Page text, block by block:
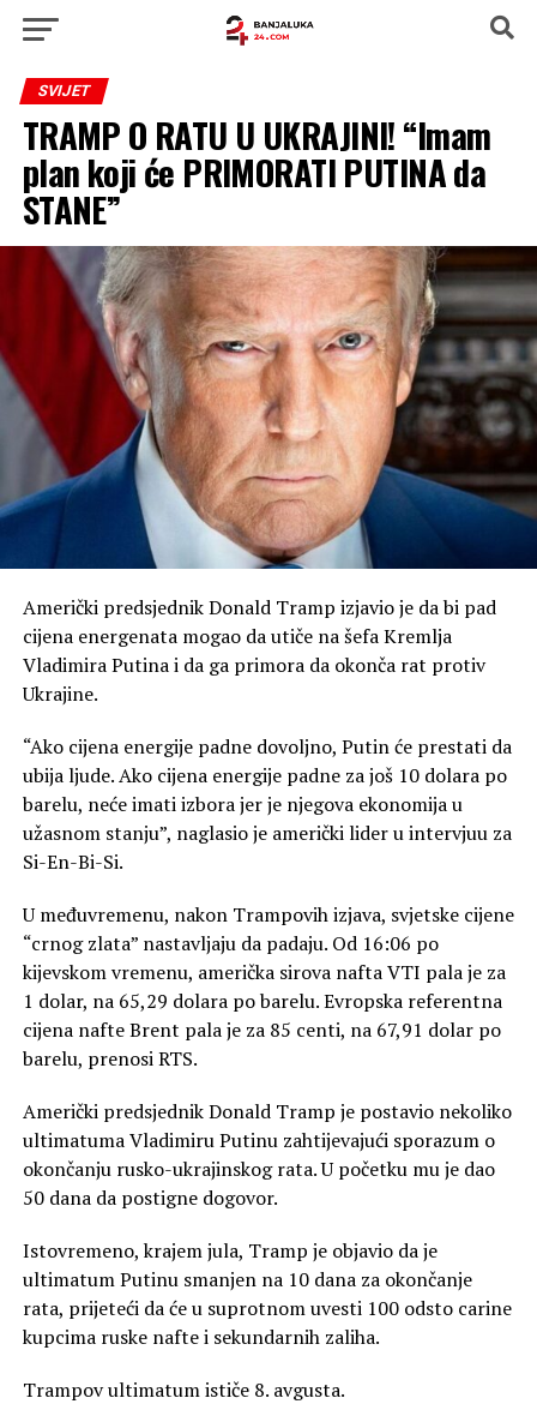
SVIJET
TRAMP O RATU U UKRAJINI! “Imam
plan koji će PRIMORATI PUTINA da
STANE”
Američki predsjednik Donald Tramp izjavio je da bi pad
cijena energenata mogao da utiče na šefa Kremlja
Vladimira Putina i da ga primora da okonča rat protiv
Ukrajine.
“Ako cijena energije padne dovoljno, Putin će prestati da
ubija ljude. Ako cijena energije padne za još 10 dolara po
barelu, neće imati izbora jer je njegova ekonomija u
užasnom stanju”, naglasio je američki lider u intervjuu za
Si-En-Bi-Si.
U međuvremenu, nakon Trampovih izjava, svjetske cijene
“crnog zlata” nastavljaju da padaju. Od 16:06 po
kijevskom vremenu, američka sirova nafta VTI pala je za
1 dolar, na 65,29 dolara po barelu. Evropska referentna
cijena nafte Brent pala je za 85 centi, na 67,91 dolar po
barelu, prenosi RTS.
Američki predsjednik Donald Tramp je postavio nekoliko
ultimatuma Vladimiru Putinu zahtijevajući sporazum o
okončanju rusko-ukrajinskog rata. U početku mu je dao
50 dana da postigne dogovor.
Istovremeno, krajem jula, Tramp je objavio da je
ultimatum Putinu smanjen na 10 dana za okončanje
rata, prijeteći da će u suprotnom uvesti 100 odsto carine
kupcima ruske nafte i sekundarnih zaliha.
Trampov ultimatum ističe 8. avgusta.